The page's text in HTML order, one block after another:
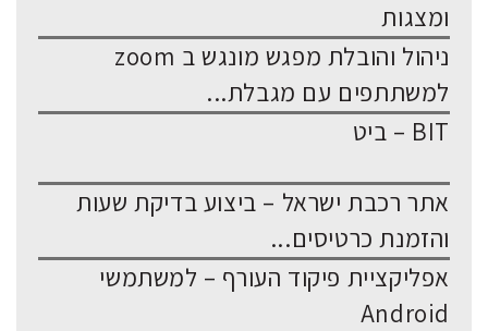
ומצגות
ניהול והובלת מפגש מונגש ב zoom
למשתתפים עם מגבלת...
BIT – ביט
אתר רכבת ישראל – ביצוע בדיקת שעות
והזמנת כרטיסים...
אפליקציית פיקוד העורף – למשתמשי
Android